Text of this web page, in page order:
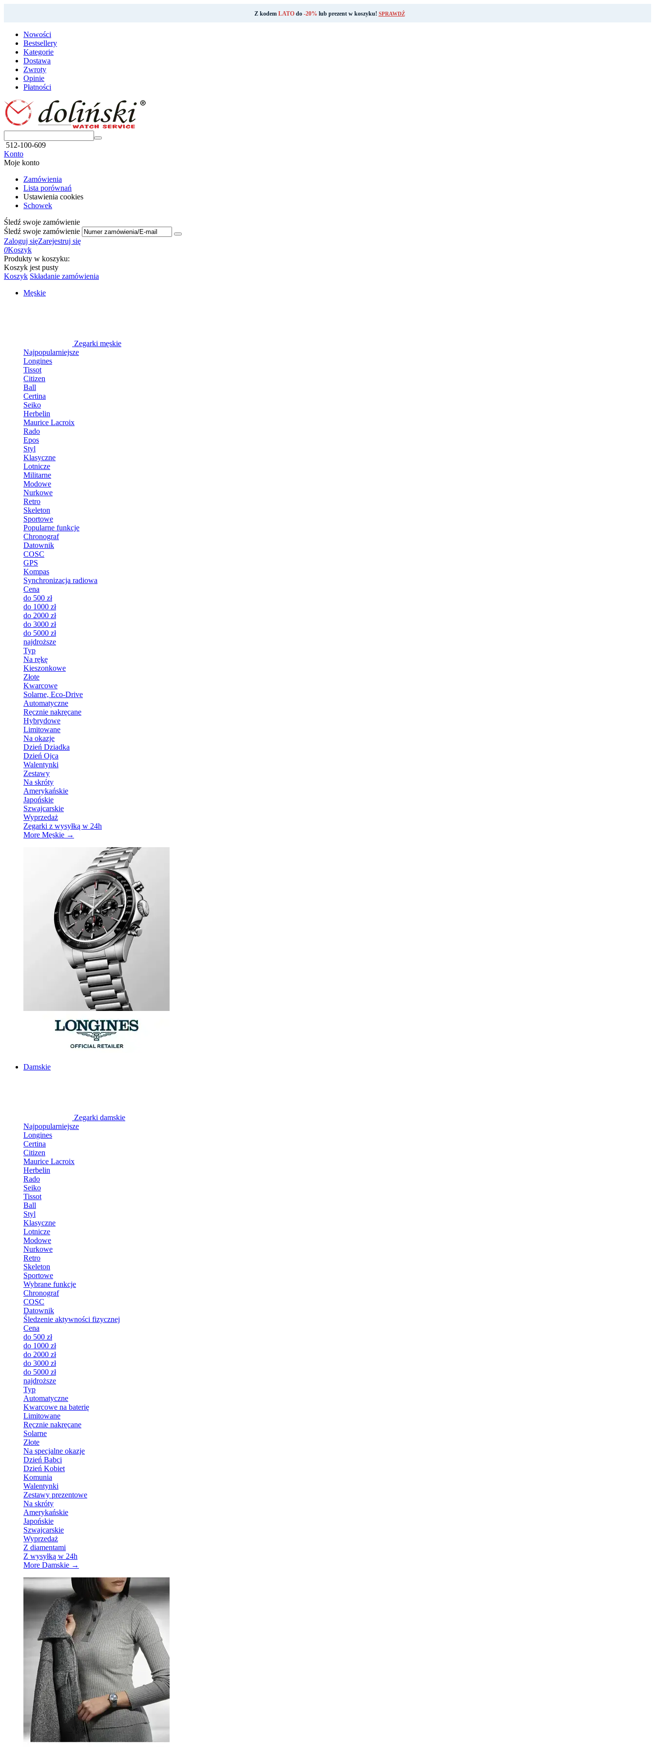
Z kodem LATOdo -20% lub prezent w koszyku! SPRAWDŹ
Nowości
Bestsellery
Kategorie
Dostawa
Zwroty
Opinie
Płatności
512-100-609
Konto
Moje konto
Zamówienia
Lista porównań
Ustawienia cookies
Schowek
Śledź swoje zamówienie
Śledź swoje zamówienie
Zaloguj sięZarejestruj się
0Koszyk
Produkty w koszyku:
Koszyk jest pusty
Koszyk Składanie zamówienia
Męskie
Zegarki męskie
Najpopularniejsze
Longines
Tissot
Citizen
Ball
Certina
Seiko
Herbelin
Maurice Lacroix
Rado
Epos
Styl
Klasyczne
Lotnicze
Militarne
Modowe
Nurkowe
Retro
Skeleton
Sportowe
Popularne funkcje
Chronograf
Datownik
COSC
GPS
Kompas
Synchronizacja radiowa
Cena
do 500 zł
do 1000 zł
do 2000 zł
do 3000 zł
do 5000 zł
najdroższe
Typ
Na rękę
Kieszonkowe
Złote
Kwarcowe
Solarne, Eco-Drive
Automatyczne
Ręcznie nakręcane
Hybrydowe
Limitowane
Na okazje
Dzień Dziadka
Dzień Ojca
Walentynki
Zestawy
Na skróty
Amerykańskie
Japońskie
Szwajcarskie
Wyprzedaż
Zegarki z wysyłką w 24h
More Męskie →
Damskie
Zegarki damskie
Najpopularniejsze
Longines
Certina
Citizen
Maurice Lacroix
Herbelin
Rado
Seiko
Tissot
Ball
Styl
Klasyczne
Lotnicze
Modowe
Nurkowe
Retro
Skeleton
Sportowe
Wybrane funkcje
Chronograf
COSC
Datownik
Śledzenie aktywności fizycznej
Cena
do 500 zł
do 1000 zł
do 2000 zł
do 3000 zł
do 5000 zł
najdroższe
Typ
Automatyczne
Kwarcowe na baterię
Limitowane
Ręcznie nakręcane
Solarne
Złote
Na specjalne okazje
Dzień Babci
Dzień Kobiet
Komunia
Walentynki
Zestawy prezentowe
Na skróty
Amerykańskie
Japońskie
Szwajcarskie
Wyprzedaż
Z diamentami
Z wysyłką w 24h
More Damskie →